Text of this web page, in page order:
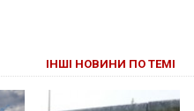
ІНШІ НОВИНИ ПО ТЕМІ